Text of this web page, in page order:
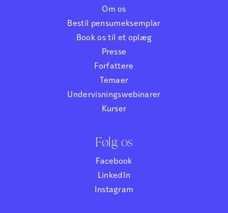
Om os
Bestil pensumeksemplar
Book os til et oplæg
Presse
Forfattere
Temaer
Undervisningswebinarer
Kurser
Følg os
Facebook
LinkedIn
Instagram